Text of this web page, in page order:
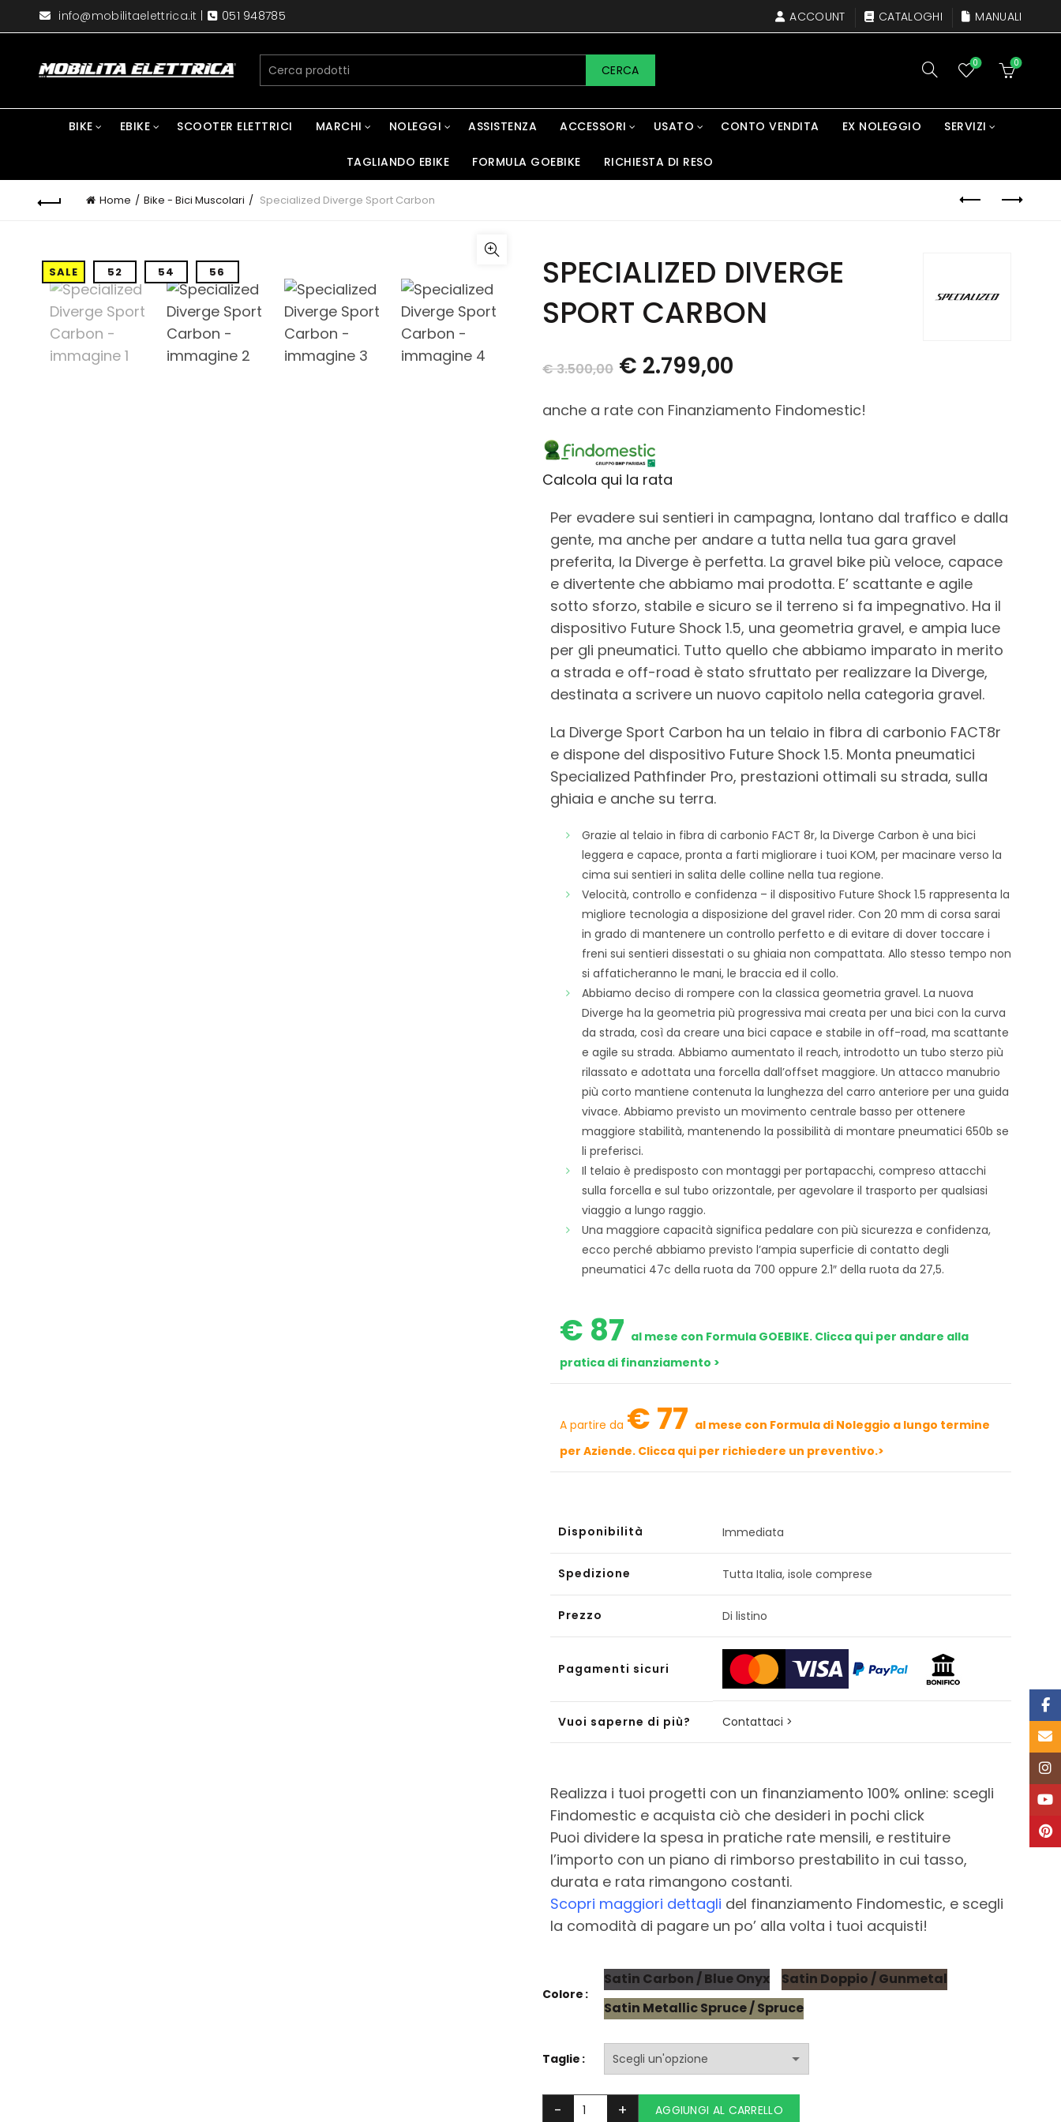
info@mobilitaelettrica.it 051 948785 ACCOUNT CATALOGHI MANUALI
CERCA 0 0
BIKE EBIKE SCOOTER ELETTRICI MARCHI NOLEGGI ASSISTENZA ACCESSORI USATO CONTO VENDITA EX NOLEGGIO SERVIZI
TAGLIANDO EBIKE FORMULA GOEBIKE RICHIESTA DI RESO
Home Bike - Bici Muscolari Specialized Diverge Sport Carbon
SALE 52 54 56
SPECIALIZED DIVERGE
SPORT CARBON
€3.500,00 € 2.799,00
anche a rate con Finanziamento Findomestic!
Calcola qui la rata
Per evadere sui sentieri in campagna, lontano dal traffico e dalla
gente, ma anche per andare a tutta nella tua gara gravel
preferita, la Diverge è perfetta. La gravel bike più veloce, capace
e divertente che abbiamo mai prodotta. E’ scattante e agile
sotto sforzo, stabile e sicuro se il terreno si fa impegnativo. Ha il
dispositivo Future Shock 1.5, una geometria gravel, e ampia luce
per gli pneumatici. Tutto quello che abbiamo imparato in merito
a strada e off-road è stato sfruttato per realizzare la Diverge,
destinata a scrivere un nuovo capitolo nella categoria gravel.
La Diverge Sport Carbon ha un telaio in fibra di carbonio FACT8r
e dispone del dispositivo Future Shock 1.5. Monta pneumatici
Specialized Pathfinder Pro, prestazioni ottimali su strada, sulla
ghiaia e anche su terra.
Grazie al telaio in fibra di carbonio FACT 8r, la Diverge Carbon è una bici
leggera e capace, pronta a farti migliorare i tuoi KOM, per macinare verso la
cima sui sentieri in salita delle colline nella tua regione.
Velocità, controllo e confidenza – il dispositivo Future Shock 1.5 rappresenta la
migliore tecnologia a disposizione del gravel rider. Con 20 mm di corsa sarai
in grado di mantenere un controllo perfetto e di evitare di dover toccare i
freni sui sentieri dissestati o su ghiaia non compattata. Allo stesso tempo non
si affaticheranno le mani, le braccia ed il collo.
Abbiamo deciso di rompere con la classica geometria gravel. La nuova
Diverge ha la geometria più progressiva mai creata per una bici con la curva
da strada, così da creare una bici capace e stabile in off-road, ma scattante
e agile su strada. Abbiamo aumentato il reach, introdotto un tubo sterzo più
rilassato e adottata una forcella dall’offset maggiore. Un attacco manubrio
più corto mantiene contenuta la lunghezza del carro anteriore per una guida
vivace. Abbiamo previsto un movimento centrale basso per ottenere
maggiore stabilità, mantenendo la possibilità di montare pneumatici 650b se
li preferisci.
Il telaio è predisposto con montaggi per portapacchi, compreso attacchi
sulla forcella e sul tubo orizzontale, per agevolare il trasporto per qualsiasi
viaggio a lungo raggio.
Una maggiore capacità significa pedalare con più sicurezza e confidenza,
ecco perché abbiamo previsto l’ampia superficie di contatto degli
pneumatici 47c della ruota da 700 oppure 2.1″ della ruota da 27,5.
€ 87 al mese con Formula GOEBIKE. Clicca qui per andare alla
pratica di finanziamento >
A partire da € 77 al mese con Formula di Noleggio a lungo termine
per Aziende. Clicca qui per richiedere un preventivo.>
Disponibilità Immediata
Spedizione Tutta Italia, isole comprese
Prezzo Di listino
Pagamenti sicuri
Vuoi saperne di più? Contattaci >
Realizza i tuoi progetti con un finanziamento 100% online: scegli
Findomestic e acquista ciò che desideri in pochi click
Puoi dividere la spesa in pratiche rate mensili, e restituire
l’importo con un piano di rimborso prestabilito in cui tasso,
durata e rata rimangono costanti.
Scopri maggiori dettagli del finanziamento Findomestic, e scegli
la comodità di pagare un po’ alla volta i tuoi acquisti!
Colore
Satin Carbon / Blue Onyx
Satin Doppio / Gunmetal
Satin Metallic Spruce / Spruce
Taglie
AGGIUNGI AL CARRELLO
Email